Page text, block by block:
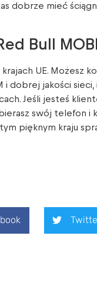
dobrze mieć
Bull
UE. Możesz
i dobrej jakości
Jeśli jesteś
swój telefon i
pięknym kraju